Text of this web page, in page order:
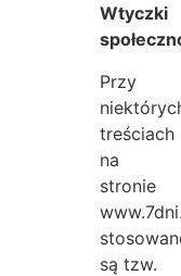
Wtyczki
Przy
treściach
na
stronie
są tzw.